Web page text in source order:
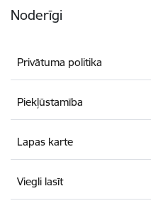
Noderīgi
Privātuma politika
Piekļūstamība
Lapas karte
Viegli lasīt